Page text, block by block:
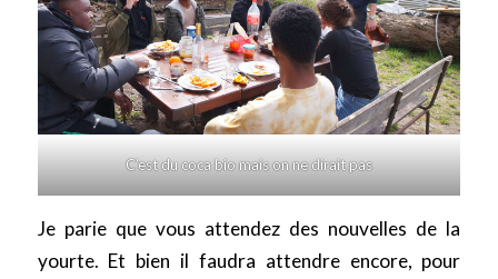
C’est du coca bio mais on ne dirait pas
Je parie que vous attendez des nouvelles de la
yourte. Et bien il faudra attendre encore, pour